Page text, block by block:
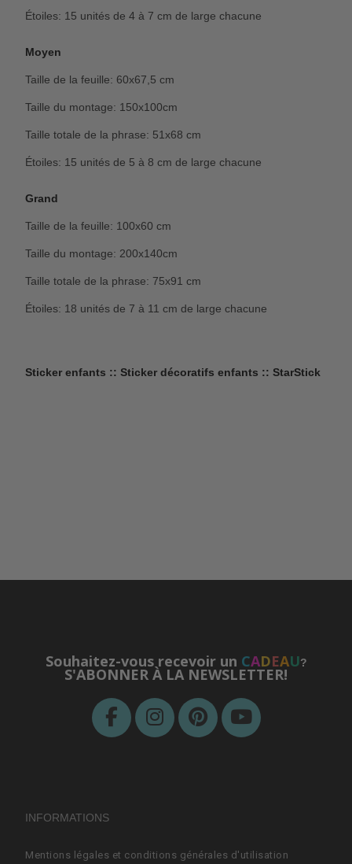
Étoiles: 15 unités de 4 à 7 cm de large chacune
Moyen
Taille de la feuille: 60x67,5 cm
Taille du montage: 150x100cm
Taille totale de la phrase: 51x68 cm
Étoiles: 15 unités de 5 à 8 cm de large chacune
Grand
Taille de la feuille: 100x60 cm
Taille du montage: 200x140cm
Taille totale de la phrase: 75x91 cm
Étoiles: 18 unités de 7 à 11 cm de large chacune
Sticker enfants :: Sticker décoratifs enfants :: StarStick
Souhaitez-vous recevoir un CADEAU?
S'ABONNER À LA NEWSLETTER!
INFORMATIONS
Mentions légales et conditions générales d'utilisation